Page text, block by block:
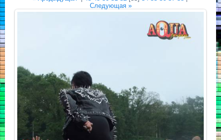
Следующая »